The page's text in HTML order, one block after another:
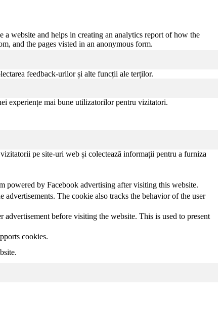
website and helps in creating an analytics report of how the
and the pages visted in an anonymous form.
feedback-urilor și alte funcții ale terților.
experiențe mai bune utilizatorilor pentru vizitatori.
pe site-uri web și colectează informații pentru a furniza
powered by Facebook advertising after visiting this website.
The cookie also tracks the behavior of the user
before visiting the website. This is used to present
cookies.